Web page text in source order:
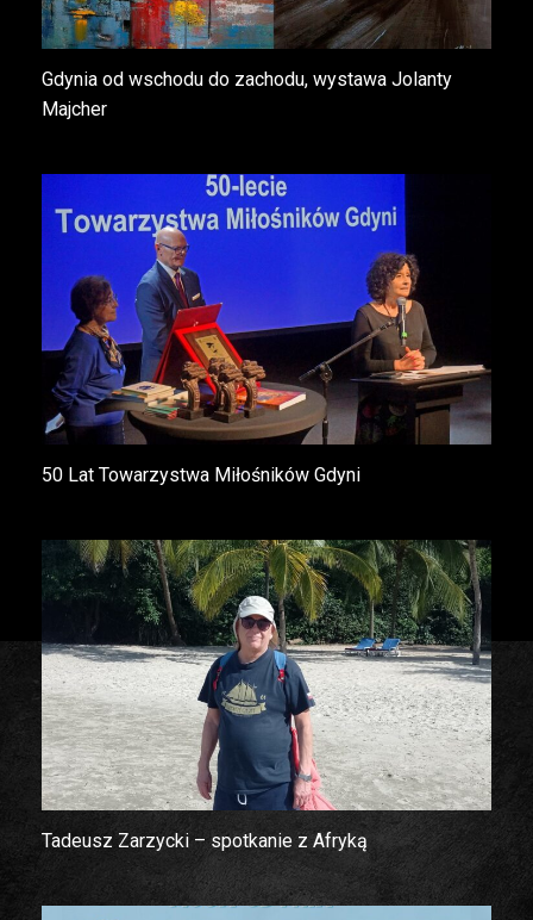
Gdynia od wschodu do zachodu, wystawa Jolanty
Majcher
50 Lat Towarzystwa Miłośników Gdyni
Tadeusz Zarzycki – spotkanie z Afryką